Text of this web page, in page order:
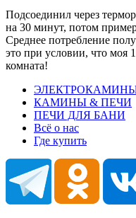
Подсоединил через
на 30 минут, потом
Среднее потребление
это при условии, что моя
комната!
КАМИНЫ & ПЕЧИ
ПЕЧИ ДЛЯ БАНИ
Всё о нас
Где купить